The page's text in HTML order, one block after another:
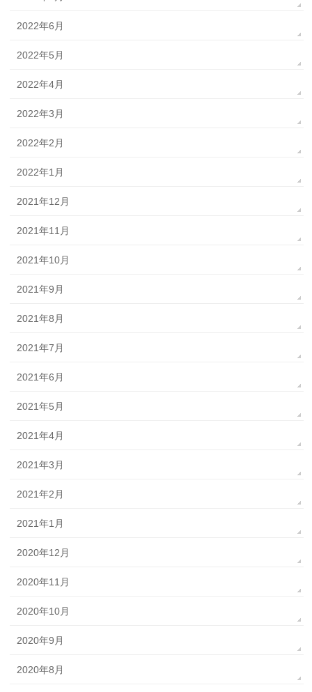
2022年6月
2022年5月
2022年4月
2022年3月
2022年2月
2022年1月
2021年12月
2021年11月
2021年10月
2021年9月
2021年8月
2021年7月
2021年6月
2021年5月
2021年4月
2021年3月
2021年2月
2021年1月
2020年12月
2020年11月
2020年10月
2020年9月
2020年8月